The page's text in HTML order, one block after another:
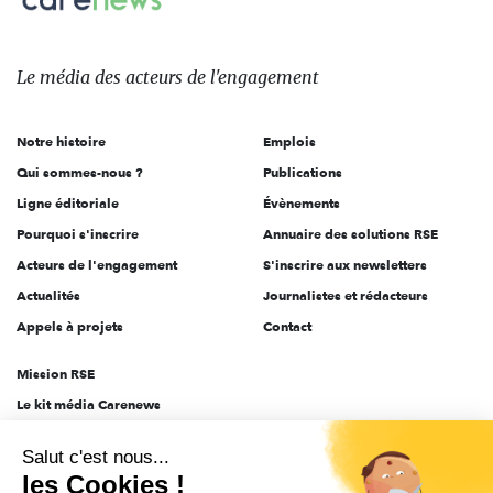
Le
des
l'engagement
Le média des acteurs de l'engagement
Notre histoire
Qui sommes-nous ?
Ligne éditoriale
Pourquoi s'inscrire
Acteurs de l'engagement
Actualités
Appels à projets
Emplois
Publications
Évènements
Annuaire des solutions RSE
S'inscrire aux newsletters
Journalistes et rédacteurs
Contact
Mission RSE
Le kit média Carenews
AEF info
Salut c'est nous...
les Cookies !